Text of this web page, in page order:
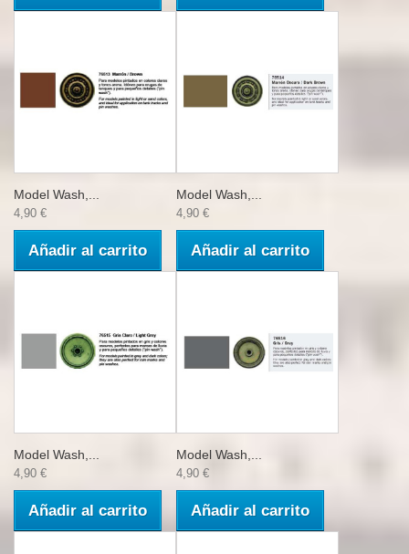
Model Wash,...
4,90 €
Añadir al carrito
Model Wash,...
4,90 €
Añadir al carrito
Model Wash,...
4,90 €
Añadir al carrito
Model Wash,...
4,90 €
Añadir al carrito